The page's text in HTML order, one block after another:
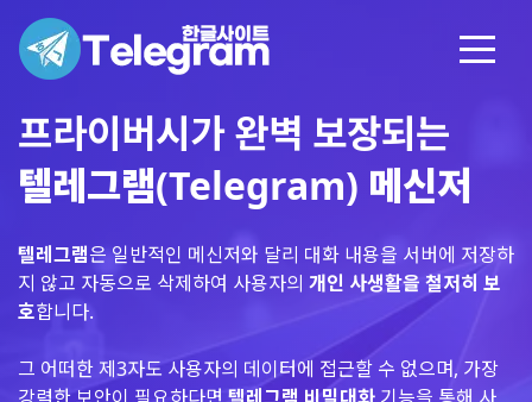
프라이버시가 완벽 보장되는
텔레그램(Telegram) 메신저
텔레그램은 일반적인 메신저와 달리 대화 내용을 서버에 저장하
지 않고 자동으로 삭제하여 사용자의 개인 사생활을 철저히 보
호합니다.
그 어떠한 제3자도 사용자의 데이터에 접근할 수 없으며, 가장